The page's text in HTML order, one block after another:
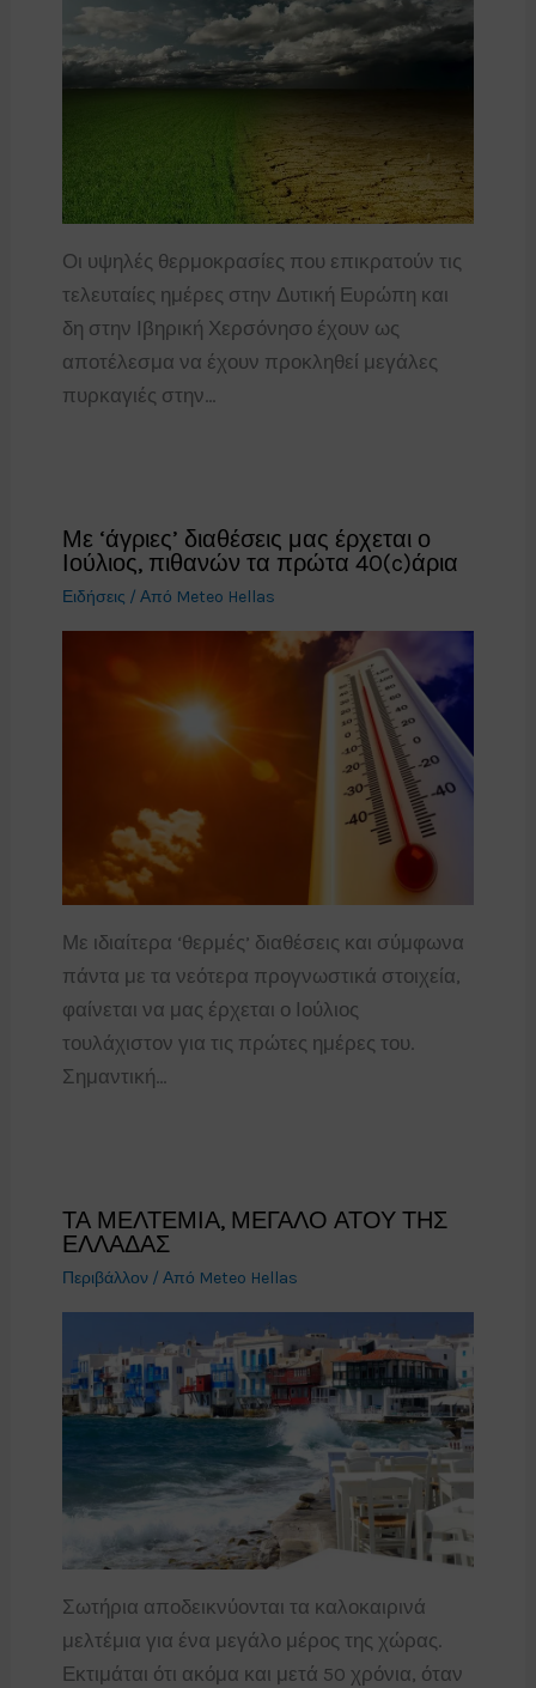
Οι υψηλές θερμοκρασίες που επικρατούν τις
τελευταίες ημέρες στην Δυτική Ευρώπη και
δη στην Ιβηρική Χερσόνησο έχουν ως
αποτέλεσμα να έχουν προκληθεί μεγάλες
πυρκαγιές στην…
Με ‘άγριες’ διαθέσεις μας έρχεται ο
Ιούλιος, πιθανών τα πρώτα 40(c)άρια
Ειδήσεις / Από Meteo Hellas
Με ιδιαίτερα ‘θερμές’ διαθέσεις και σύμφωνα
πάντα με τα νεότερα προγνωστικά στοιχεία,
φαίνεται να μας έρχεται ο Ιούλιος
τουλάχιστον για τις πρώτες ημέρες του.
Σημαντική…
ΤΑ ΜΕΛΤΕΜΙΑ, ΜΕΓΑΛΟ ΑΤΟΥ ΤΗΣ
ΕΛΛΑΔΑΣ
Περιβάλλον/ Από Meteo Hellas
Σωτήρια αποδεικνύονται τα καλοκαιρινά
μελτέμια για ένα μεγάλο μέρος της χώρας.
Εκτιμάται ότι ακόμα και μετά 50 χρόνια, όταν